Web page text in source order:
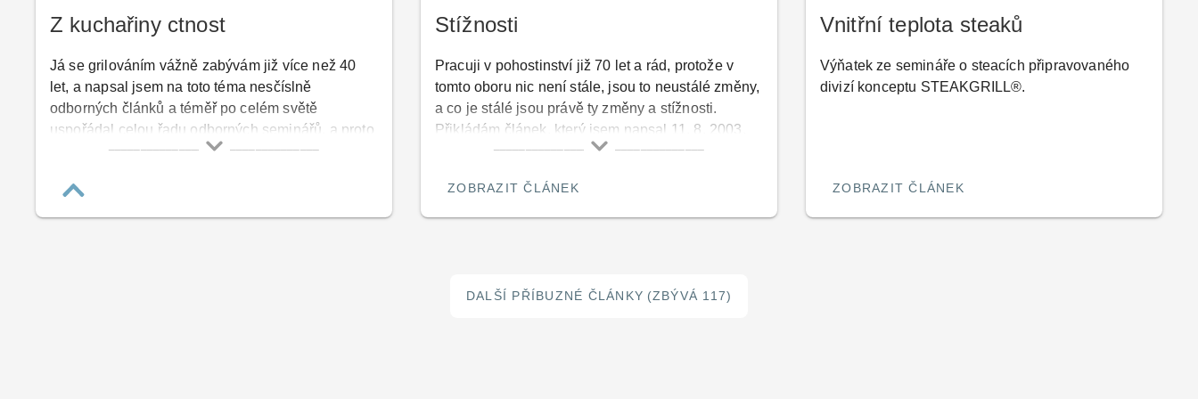
Z kuchařiny ctnost
Já se grilováním vážně zabývám již více než 40
let, a napsal jsem na toto téma nesčíslně
odborných článků a téměř po celém světě
uspořádal celou řadu odborných seminářů, a proto
není divu, že se mě tolik lidí ptá na názor na pořad
osobně může být ukrdený, ale to že ze všech
kuchařů kteří nejsou sprostí jako on a kteří nemají
Stížnosti
Pracuji v pohostinství již 70 let a rád, protože v
tomto oboru nic není stále, jsou to neustálé změny,
a co je stálé jsou právě ty změny a stížnosti.
Přikládám článek, který jsem napsal 11. 8. 2003,
který je toho důkazem…
ZOBRAZIT ČLÁNEK
Vnitřní teplota steaků
Výňatek ze semináře o steacích připravovaného
divizí konceptu STEAKGRILL®.
ZOBRAZIT ČLÁNEK
DALŠÍ PŘÍBUZNÉ ČLÁNKY (ZBÝVÁ 117)